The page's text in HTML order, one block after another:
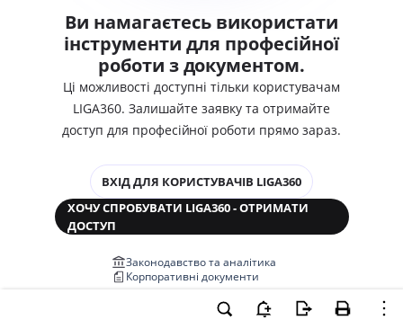
Ви намагаєтесь використати
інструменти для професійної
роботи з документом.
Ці можливості доступні тільки користувачам
LIGA360. Залишайте заявку та отримайте
доступ для професійної роботи прямо зараз.
ВХІД ДЛЯ КОРИСТУВАЧІВ LIGA360
ХОЧУ СПРОБУВАТИ LIGA360 - ОТРИМАТИ
ДОСТУП
Законодавство та аналітика
Корпоративні документи
Медіааналіз та репутація